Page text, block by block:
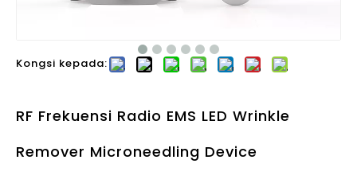
Kongsi kepada:
RF Frekuensi Radio EMS LED Wrinkle
Remover Microneedling Device